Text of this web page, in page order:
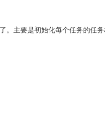
。主要是初始化每个任务的任